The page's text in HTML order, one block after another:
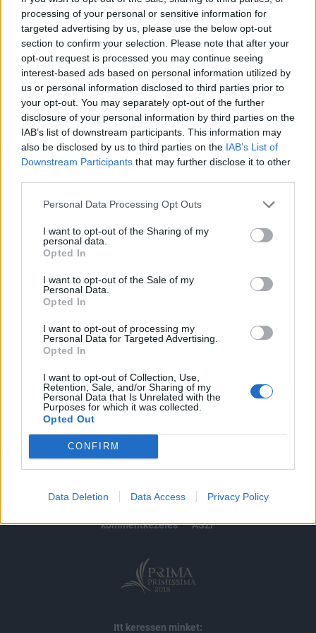
processing of your personal or sensitive information for
targeted advertising by us, please use the below opt-out
section to confirm your selection. Please note that after your
opt-out request is processed you may continue seeing
interest-based ads based on personal information utilized by
us or personal information disclosed to third parties prior to
your opt-out. You may separately opt-out of the further
disclosure of your personal information by third parties on the
IAB’s list of downstream participants. This information may
also be disclosed by us to third parties on the IAB’s List of
Downstream Participants that may further disclose it to other
Personal Data Processing Opt Outs
I want to opt-out of the Sharing of my
personal data.
Opted In
I want to opt-out of the Sale of my
Personal Data.
Opted In
I want to opt-out of processing my
Personal Data for Targeted Advertising.
Opted In
I want to opt-out of Collection, Use,
Retention, Sale, and/or Sharing of my
Personal Data that Is Unrelated with the
Purposes for which it was collected.
Opted Out
CONFIRM
Data Deletion Data Access Privacy Policy
keressük a választ a befektetőket leginkább foglalkoztató
kérdésekre. Meddig tarthat az AI-rali, kik lehetnek a
következő évek nyertesei, mire számíthatunk a részvény-,
kötvény-, nyersanyag- és kriptopiacokon, és hogyan
érdemes portfóliót építeni egy gyorsan változó...
KEDVES OLVASÓNK!
A keresett cikk a portfolio.hu hírarchívumához
tartozik, melynek olvasása előfizetéses
regisztrációhoz kötött.
Az előfizetés a következőket tartalmazza:
Portfolio.hu teljes cikkarchívum
Kötéslisták: BÉT elmúlt 2 év napon belüli
kötéslistái
MÁR ELŐFIZETŐNK VAGY?BEJELENTKEZÉS
© 2026 Portfolio
adatvédelem
szerzői jogok médiaajánlat
karrier
kommentkezelés
ÁSZF
Itt keressen minket: